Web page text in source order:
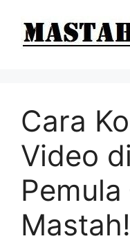
Cara
Video
Mastah!